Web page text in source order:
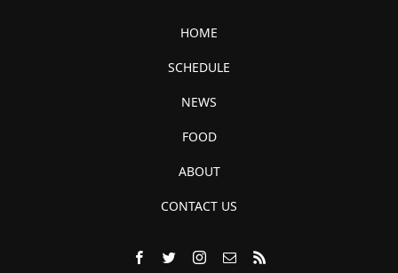
HOME
SCHEDULE
NEWS
FOOD
ABOUT
CONTACT US